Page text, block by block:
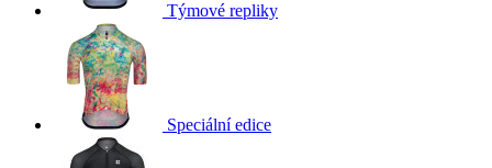
Týmové repliky
Speciální edice